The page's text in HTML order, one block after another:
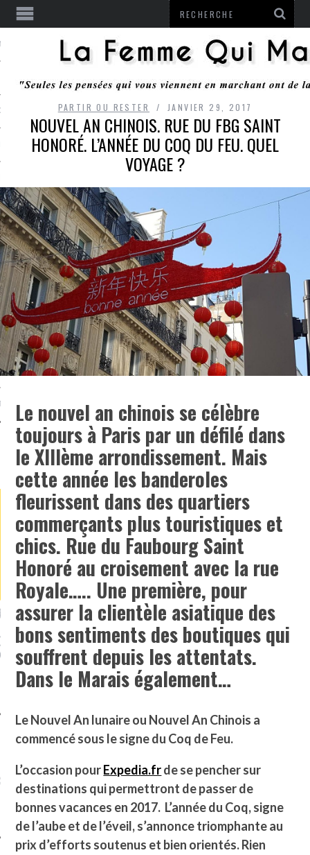
RESTER
MONROZIER
ARCACHON
LA PHOTO
FOURRÉ AUX
ET AUX
DANS LA HALLE
ET POURQUOI PAS
?
UNE MOUETTE SUR LA TÊTE
DE LA VIERGE À BIARRITZ.
MES DERNIERS
SUR FACEBOOK
PARTIR OU RESTER JANVIER 29, 2017
NOUVEL AN CHINOIS. RUE DU FBG SAINT
HONORÉ. L’ANNÉE DU COQ DU FEU. QUEL
VOYAGE ?
Le nouvel an chinois se célèbre
toujours à Paris par un défilé dans
le XIIIème arrondissement. Mais
cette année les banderoles
fleurissent dans des quartiers
commerçants plus touristiques et
chics. Rue du Faubourg Saint
Honoré au croisement avec la rue
Royale….. Une première, pour
assurer la clientèle asiatique des
bons sentiments des boutiques qui
souffrent depuis les attentats.
Dans le Marais également…
Le Nouvel An lunaire ou Nouvel An Chinois a
commencé sous le signe du Coq de Feu.
L’occasion pourExpedia.frde se pencher sur
destinations qui permettront de passer de
bonnes vacances en 2017. L’année du Coq, signe
de l’aube et de l’éveil, s’annonce triomphante au
prix d’efforts soutenus et bien orientés. Rien